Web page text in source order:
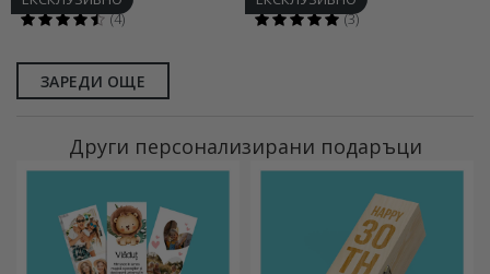
(4) (3)
ЗАРЕДИ ОЩЕ
Други персонализирани подаръци